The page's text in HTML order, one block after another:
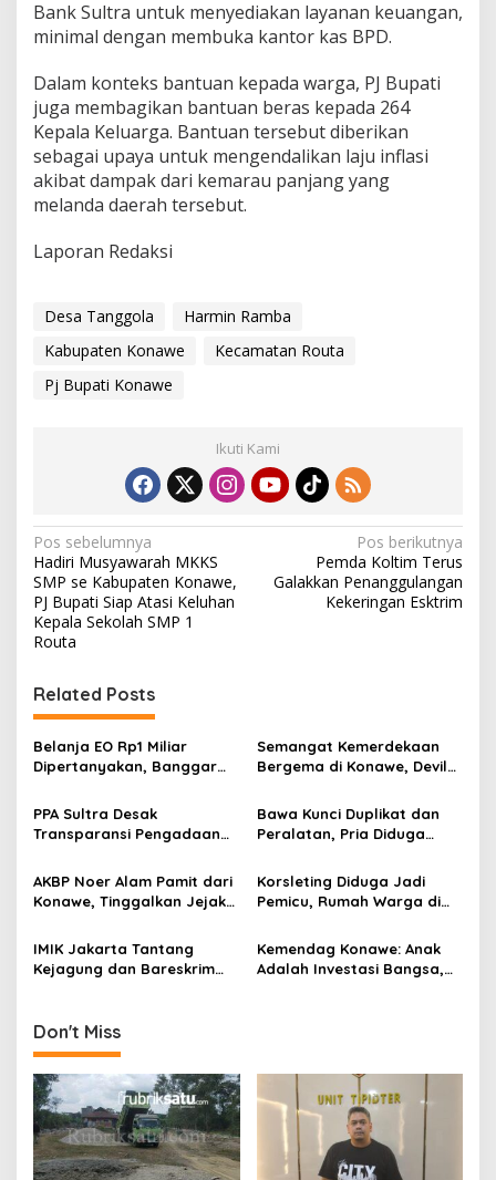
Bank Sultra untuk menyediakan layanan keuangan,
minimal dengan membuka kantor kas BPD.
Dalam konteks bantuan kepada warga, PJ Bupati
juga membagikan bantuan beras kepada 264
Kepala Keluarga. Bantuan tersebut diberikan
sebagai upaya untuk mengendalikan laju inflasi
akibat dampak dari kemarau panjang yang
melanda daerah tersebut.
Laporan Redaksi
Desa Tanggola
Harmin Ramba
Kabupaten Konawe
Kecamatan Routa
Pj Bupati Konawe
Ikuti Kami
N
a
v
i
a
s
i
o
Pos sebelumnya
Hadiri Musyawarah MKKS
SMP se Kabupaten Konawe,
PJ Bupati Siap Atasi Keluhan
Kepala Sekolah SMP 1
Routa
Pos berikutnya
Pemda Koltim Terus
Galakkan Penanggulangan
Kekeringan Esktrim
Related Posts
Belanja EO Rp1 Miliar
Dipertanyakan, Banggar
Pariwisata Konawe
Dirasionalisasi
Semangat Kemerdekaan
Bergema di Konawe, Devile
Barisan
PPA Sultra Desak
Transparansi Pengadaan
Konawe, Plt Kadis PK Buka
Penjelasan
Bawa Kunci Duplikat dan
Peralatan, Pria Diduga
Indosat Diamankan
AKBP Noer Alam Pamit dari
Konawe, Tinggalkan Jejak
Mendalam di Hati
Masyarakat
Korsleting Diduga Jadi
Pemicu, Rumah Warga di
Si Jago Merah
IMIK Jakarta Tantang
Kejagung dan Bareskrim
Dugaan Pembeking
Kemendag Konawe: Anak
Adalah Investasi Bangsa,
Don't Miss